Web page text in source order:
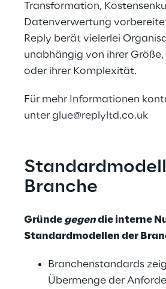
Transformation,
Datenverwertung
Reply berät vielerlei
unabhängig von ihrer
oder ihrer Komplexität.
Für mehr Informationen
unter glue@replyltd.co.uk
Branche
Gründe gegen die interne
Standardmodellen der
Branchenstandards
Übermenge der